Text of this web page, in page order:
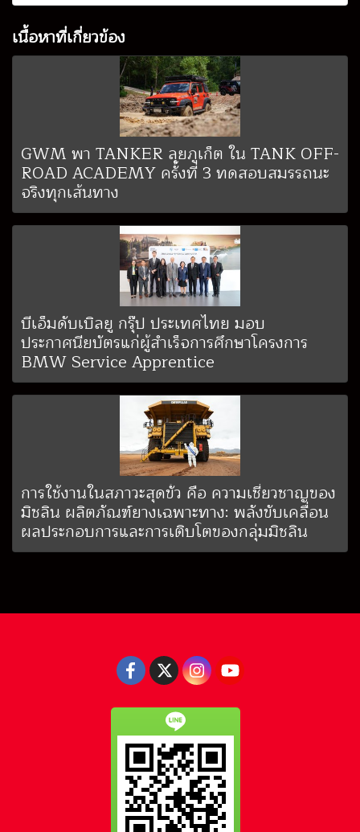
เนื้อหาที่เกี่ยวข้อง
GWM พา TANKER ลุยภูเก็ต ใน TANK OFF-
ROAD ACADEMY ครั้งที่ 3 ทดสอบสมรรถนะ
จริงทุกเส้นทาง
บีเอ็มดับเบิลยู กรุ๊ป ประเทศไทย มอบ
ประกาศนียบัตรแก่ผู้สำเร็จการศึกษาโครงการ
BMW Service Apprentice
การใช้งานในสภาวะสุดขั้ว คือ ความเชี่ยวชาญของ
มิชลิน ผลิตภัณฑ์ยางเฉพาะทาง: พลังขับเคลื่อน
ผลประกอบการและการเติบโตของกลุ่มมิชลิน